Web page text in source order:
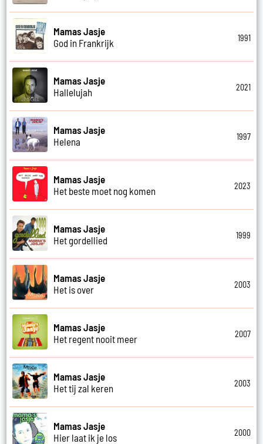
Mamas Jasje
God in Frankrijk
1991
Mamas Jasje
Hallelujah
2021
Mamas Jasje
Helena
1997
Mamas Jasje
Het beste moet nog komen
2023
Mamas Jasje
Het gordellied
1999
Mamas Jasje
Het is over
2003
Mamas Jasje
Het regent nooit meer
2007
Mamas Jasje
Het tij zal keren
2003
Mamas Jasje
Hier laat ik je los
2000